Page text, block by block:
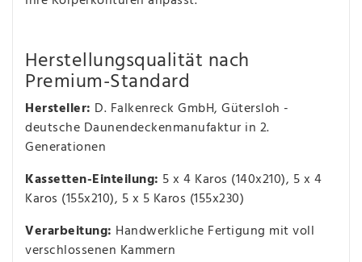
Herstellungsqualität nach
Premium-Standard
Hersteller: D. Falkenreck GmbH, Gütersloh -
deutsche Daunendeckenmanufaktur in 2.
Generationen
Kassetten-Einteilung: 5 x 4 Karos (140x210), 5 x 4
Karos (155x210), 5 x 5 Karos (155x230)
Verarbeitung: Handwerkliche Fertigung mit voll
verschlossenen Kammern